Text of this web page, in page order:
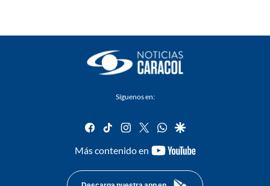
Síguenos en:
facebook
tiktok instagram
twitterwhatsapp
google
Más contenido en
youtube-